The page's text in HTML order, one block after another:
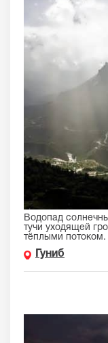
Водопад
тучи уходящей
тёплыми
Гуниб